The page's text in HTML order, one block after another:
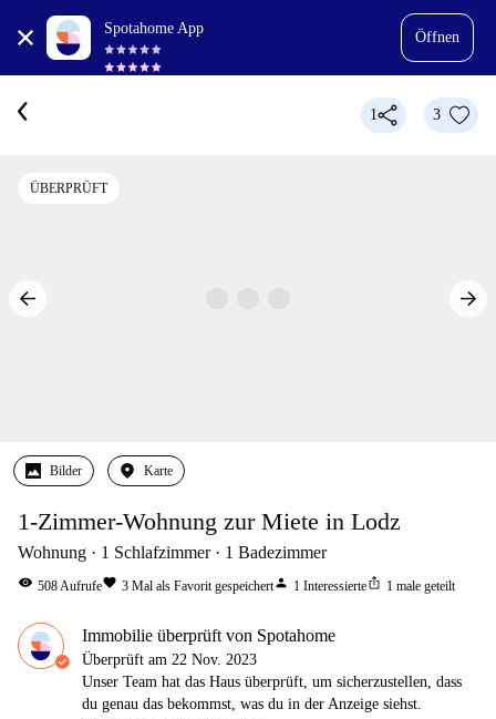
Spotahome App
Öffnen
1 3
ÜBERPRÜFT
Bilder Karte
1-Zimmer-Wohnung zur Miete in Lodz
Wohnung 1 Schlafzimmer 1 Badezimmer
visibility 508Aufrufefavorite 3 Mal als Favorit gespeichertperson 1 Interessierteios_share 1 male geteilt
Immobilie überprüft von Spotahome
Überprüft am 22 Nov. 2023
Unser Team hat das Haus überprüft, um sicherzustellen, dass
du genau das bekommst, was du in der Anzeige siehst.